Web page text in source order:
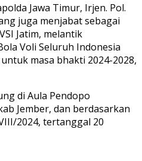
Jawa Timur, Irjen. Pol.
juga menjabat sebagai
Jatim, melantik
Voli Seluruh Indonesia
masa bhakti 2024-2028,
di Aula Pendopo
Jember, dan berdasarkan
2024, tertanggal 20